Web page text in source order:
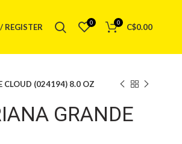
REGISTER 0 0 C$0.00
CLOUD (024194) 8.0 OZ
GRANDE